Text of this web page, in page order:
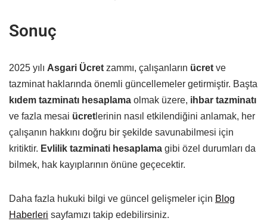
Sonuç
2025 yılı Asgari Ücret zammı, çalışanların ücret ve
tazminat haklarında önemli güncellemeler getirmiştir. Başta
kıdem tazminatı hesaplama olmak üzere, ihbar tazminatı
ve fazla mesai ücret lerinin nasıl etkilendiğini anlamak, her
çalışanın hakkını doğru bir şekilde savunabilmesi için
kritiktir. Evlilik tazminati hesaplama gibi özel durumları da
bilmek, hak kayıplarının önüne geçecektir.
Daha fazla hukuki bilgi ve güncel gelişmeler için Blog
Haberleri sayfamızı takip edebilirsiniz.